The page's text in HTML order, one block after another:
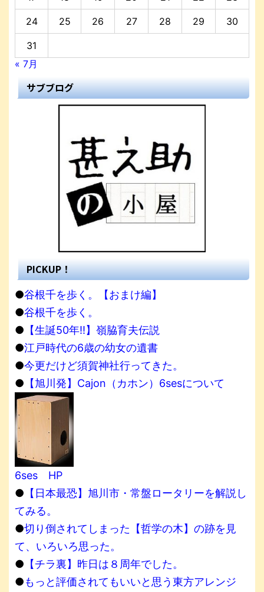
24 25 26 27 28 29 30
31
« 7月
サブブログ
PICKUP！
●谷根千を歩く。【おまけ編】
●谷根千を歩く。
● 【生誕50年!!】嶺脇育夫伝説
●江戸時代の6歳の幼女の遺書
●今更だけど須賀神社行ってきた。
● 【旭川発】Cajon（カホン）6sesについて
6ses HP
● 【日本最恐】旭川市・常盤ロータリーを解説し
てみる。
●切り倒されてしまった【哲学の木】の跡を見
て、いろいろ思った。
● 【チラ裏】昨日は８周年でした。
●もっと評価されてもいいと思う東方アレンジ